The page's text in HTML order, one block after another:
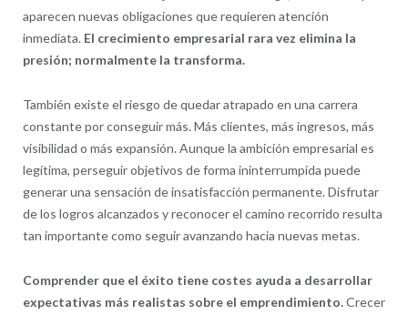
aparecen nuevas obligaciones que requieren atención
inmediata. El crecimiento empresarial rara vez elimina la
presión; normalmente la transforma.
También existe el riesgo de quedar atrapado en una carrera
constante por conseguir más. Más clientes, más ingresos, más
visibilidad o más expansión. Aunque la ambición empresarial es
legítima, perseguir objetivos de forma ininterrumpida puede
generar una sensación de insatisfacción permanente. Disfrutar
de los logros alcanzados y reconocer el camino recorrido resulta
tan importante como seguir avanzando hacia nuevas metas.
Comprender que el éxito tiene costes ayuda a desarrollar
expectativas más realistas sobre el emprendimiento.Crecer